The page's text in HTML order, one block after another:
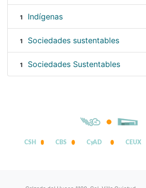
1 Indígenas
1 Sociedades sustentables
1 Sociedades Sustentables
CSH CBS CyAD CEUX